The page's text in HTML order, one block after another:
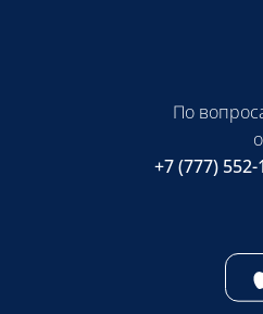
По
+7 (777) 552-